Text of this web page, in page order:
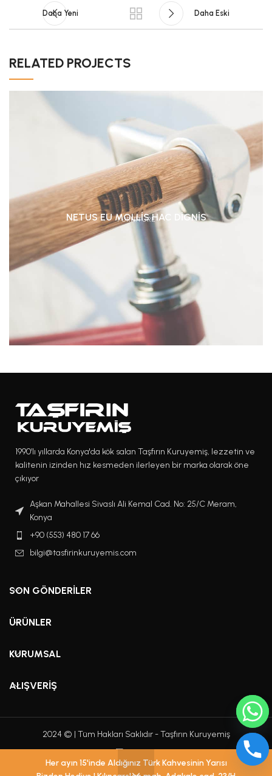
Her ayın 15'inde Aldığınız Türk Kahvesinin Yarısı
Daha Yeni Daha Eski
RELATED PROJECTS
FURNITURE
NETUS EU MOLLIS HAC DIGNIS
1990’lı yıllarda Konya'da kök salan Taşfırın Kuruyemiş, lezzetin ve
kalitenin izinden hız kesmeden ilerleyen bir marka olarak öne
çıkıyor
Aşkan Mahallesi Sivaslı Ali Kemal Cad. No: 25/C Meram,
Konya
+90 (553) 480 17 66
bilgi@tasfirinkuruyemis.com
SON GÖNDERILER
ÜRÜNLER
KURUMSAL
ALIŞVERIŞ
2024 © | Tüm Hakları Saklıdır - Taşfırın Kuruyemiş